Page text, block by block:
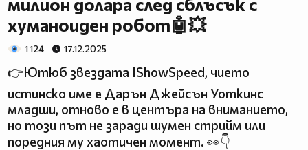
хуманоиден робот🤖💥
1 124 17.12.2025
👉Ютюб звездата IShowSpeed, чието
истинско име е Дарън Джейсън Уоткинс
младши, отново е в центъра на вниманието,
но този път не заради шумен стрийм или
поредния му хаотичен момент. 👀👇